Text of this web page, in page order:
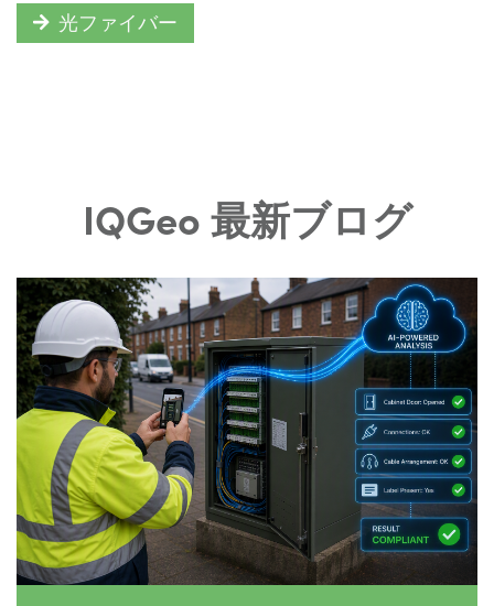
光ファイバー
IQGeo 最新ブログ